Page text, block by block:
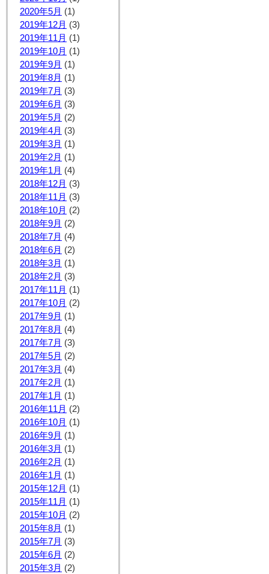
2020年5月 (1)
2019年12月 (3)
2019年11月 (1)
2019年10月 (1)
2019年9月 (1)
2019年8月 (1)
2019年7月 (3)
2019年6月 (3)
2019年5月 (2)
2019年4月 (3)
2019年3月 (1)
2019年2月 (1)
2019年1月 (4)
2018年12月 (3)
2018年11月 (3)
2018年10月 (2)
2018年9月 (2)
2018年7月 (4)
2018年6月 (2)
2018年3月 (1)
2018年2月 (3)
2017年11月 (1)
2017年10月 (2)
2017年9月 (1)
2017年8月 (4)
2017年7月 (3)
2017年5月 (2)
2017年3月 (4)
2017年2月 (1)
2017年1月 (1)
2016年11月 (2)
2016年10月 (1)
2016年9月 (1)
2016年3月 (1)
2016年2月 (1)
2016年1月 (1)
2015年12月 (1)
2015年11月 (1)
2015年10月 (2)
2015年8月 (1)
2015年7月 (3)
2015年6月 (2)
2015年3月 (2)